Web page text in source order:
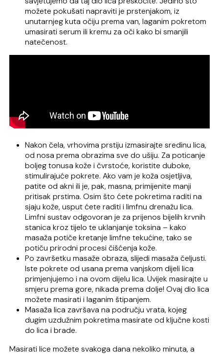
možete pokušati napraviti je prstenjakom, iz
unutarnjeg kuta očiju prema van, laganim pokretom
umasirati serum ili kremu za oči kako bi smanjili
natečenost.
Nakon čela, vrhovima prstiju izmasirajte sredinu lica,
od nosa prema obrazima sve do ušiju. Za poticanje
boljeg tonusa kože i čvrstoće, koristite duboke,
stimulirajuće pokrete. Ako vam je koža osjetljiva,
patite od akni ili je, pak, masna, primijenite manji
pritisak prstima. Osim što ćete pokretima raditi na
sjaju kože, usput ćete raditi i limfnu drenažu lica.
Limfni sustav odgovoran je za prijenos bijelih krvnih
stanica kroz tijelo te uklanjanje toksina – kako
masaža potiče kretanje limfne tekućine, tako se
potiču prirodni procesi čišćenja kože.
Po završetku masaže obraza, slijedi masaža čeljusti.
Iste pokrete od usana prema vanjskom dijeli lica
primjenjujemo i na ovom dijelu lica. Uvijek masirajte u
smjeru prema gore, nikada prema dolje! Ovaj dio lica
možete masirati i laganim štipanjem.
Masaža lica završava na području vrata, kojeg
dugim uzdužnim pokretima masirate od ključne kosti
do lica i brade.
Masirati lice možete svakoga dana nekoliko minuta, a